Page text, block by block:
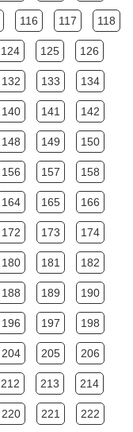
116 117 118
124 125 126
132 133 134
140 141 142
148 149 150
156 157 158
164 165 166
172 173 174
180 181 182
188 189 190
196 197 198
204 205 206
212 213 214
220 221 222